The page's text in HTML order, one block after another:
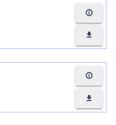
info_outline
file_download
info_outline
file_download